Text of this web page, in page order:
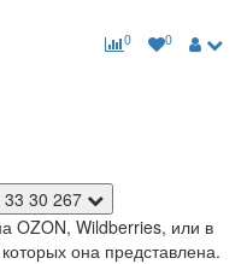
0
0
30 267
OZON, Wildberries, или в
она представлена.